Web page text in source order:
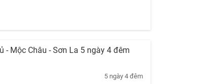
- Mộc Châu - Sơn La 5 ngày 4 đêm
5 ngày 4 đêm